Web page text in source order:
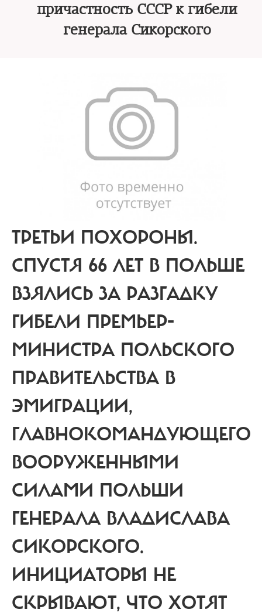
причастность СССР к гибели
генерала Сикорского
ТРЕТЬИ ПОХОРОНЫ.
СПУСТЯ 66 ЛЕТ В ПОЛЬШЕ
ВЗЯЛИСЬ ЗА РАЗГАДКУ
ГИБЕЛИ ПРЕМЬЕР-
МИНИСТРА ПОЛЬСКОГО
ПРАВИТЕЛЬСТВА В
ЭМИГРАЦИИ,
ГЛАВНОКОМАНДУЮЩЕГО
ВООРУЖЕННЫМИ
СИЛАМИ ПОЛЬШИ
ГЕНЕРАЛА ВЛАДИСЛАВА
СИКОРСКОГО.
ИНИЦИАТОРЫ НЕ
СКРЫВАЮТ, ЧТО ХОТЯТ